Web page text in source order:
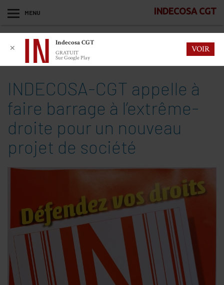
MENU INDECOSA CGT
INDECOSA-CGT appelle à
faire barrage à l’extrême-
droite pour un nouveau
projet de société
✕
Indecosa CGT
GRATUIT
Sur Google Play
VOIR